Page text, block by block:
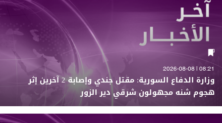
08:21 | 2026-08-08
وزارة الدفاع السورية: مقتل جندي وإصابة 2 آخرين إثر
هجوم شنه مجهولون شرقي دير الزور